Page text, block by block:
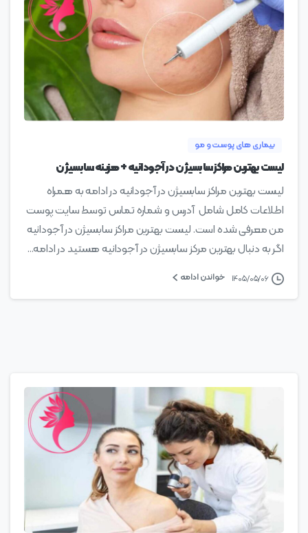
0
بیماری های پوست و مو
لیست بهترین مراکز سابسیژن در آجودانیه + هزینه سابسیژن
لیست بهترین مراکز سابسیژن در آجودانیه در ادامه به همراه
اطلاعات کامل شامل آدرس و شماره تماس توسط سایت پوست
من معرفی شده است. لیست بهترین مراکز سابسیژن در آجودانیه
اگر به دنبال بهترین مرکز سابسیژن در آجودانیه هستید در ادامه...
۱۴۰۵/۰۵/۰۶ خواندن ادامه